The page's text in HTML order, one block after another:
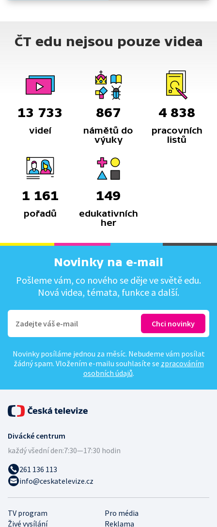
ČT edu nejsou pouze videa
13 733
videí
867
námětů do
výuky
4 838
pracovních
listů
1 161
pořadů
149
edukativních
her
Novinky na e-mail
Pošleme vám, co nového se děje ve světě edu.
Nová videa, témata, funkce a další.
Novinky posíláme jednou za měsíc. Nebudeme vám posílat
žádný spam. Vložením e-mailu souhlasíte se zpracováním
osobních údajů.